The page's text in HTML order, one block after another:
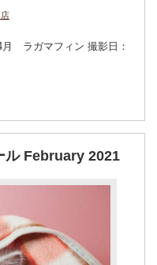
月 ラガマフィン 撮影日：
ル February 2021